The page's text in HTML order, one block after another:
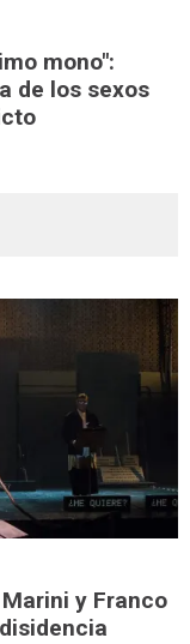
mono":
de los sexos
y Franco